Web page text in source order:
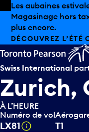
Skip to offers
Passer au contenu
Les aubaines
Magasinage hors
plus encore.
DÉCOUVREZ L’ÉTÉ
Swiss International
Zurich,
À L’HEURE
Numéro de vol
LX81 Infobulle
T1